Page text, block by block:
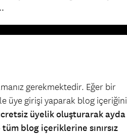
gerekmektedir. Eğer bir
üye girişi yaparak blog içeriğini
üyelik oluşturarak ayda
blog içeriklerine sınırsız